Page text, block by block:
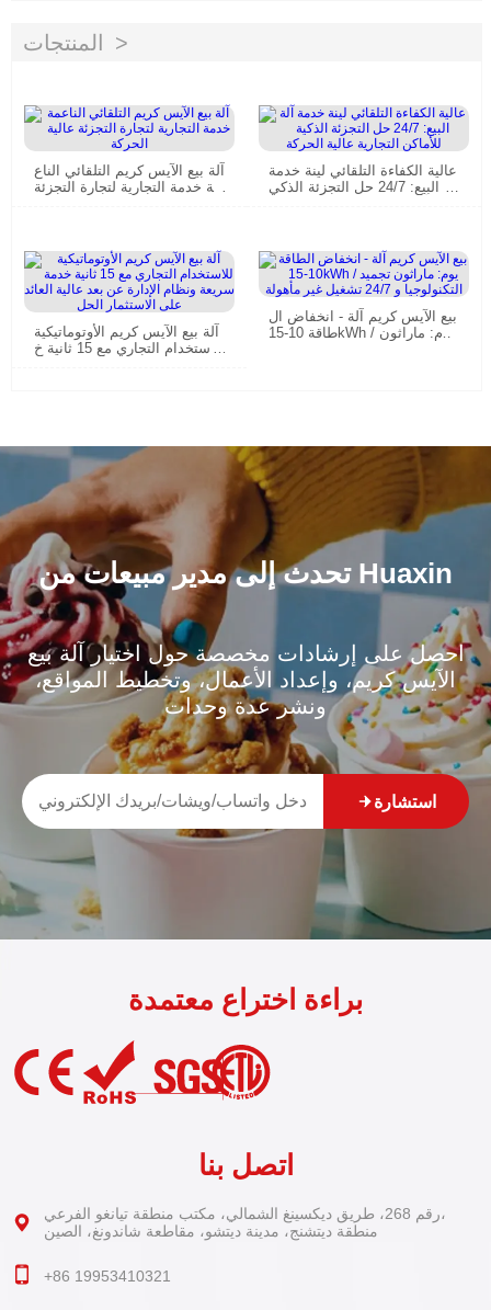
المنتجات
آلة بيع الآيس كريم التلقائي الناع
مة خدمة التجارية لتجارة التجزئة
عالية الكفاءة التلقائي لينة خدمة
آلة البيع: 24/7 حل التجزئة الذكي
آلة بيع الآيس كريم الأوتوماتيكية
للاستخدام التجاري مع 15 ثانية خ
بيع الآيس كريم آلة - انخفاض ال
طاقة 10-15kWh / يوم: ماراثون
تحدث إلى مدير مبيعات من Huaxin
احصل على إرشادات مخصصة حول اختيار آلة بيع
الآيس كريم، وإعداد الأعمال، وتخطيط المواقع،
ونشر عدة وحدات
استشارة
براءة اختراع معتمدة
اتصل بنا
رقم 268، طريق ديكسينغ الشمالي، مكتب منطقة تيانغو الفرعي،
منطقة ديتشنج، مدينة ديتشو، مقاطعة شاندونغ، الصين
+86 19953410321